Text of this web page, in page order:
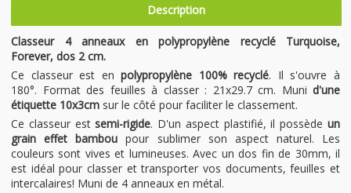
Description
Classeur 4 anneaux en polypropylène recyclé Turquoise,
Forever, dos 2 cm.
Ce classeur est enpolypropylène 100% recyclé. Il s'ouvre à
180°. Format des feuilles à classer : 21x29.7 cm. Muni d'une
étiquette 10x3cm sur le côté pour faciliter le classement.
Ce classeur estsemi-rigide. D'un aspect plastifié, il possèdeun
grain effet bamboupour sublimer son aspect naturel. Les
couleurs sont vives et lumineuses. Avec un dos fin de 30mm, il
est idéal pour classer et transporter vos documents, feuilles et
intercalaires! Muni de 4 anneaux en métal.